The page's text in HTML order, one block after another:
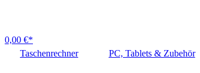
0,00 €*
Taschenrechner
PC, Tablets & Zubehör